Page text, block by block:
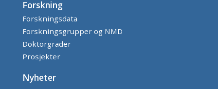
Forskning
Forskningsdata
Forskningsgrupper og NMD
Doktorgrader
Prosjekter
Nyheter